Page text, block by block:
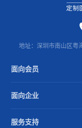
地址：深圳市南山区粤
面向会员
面向企业
服务支持